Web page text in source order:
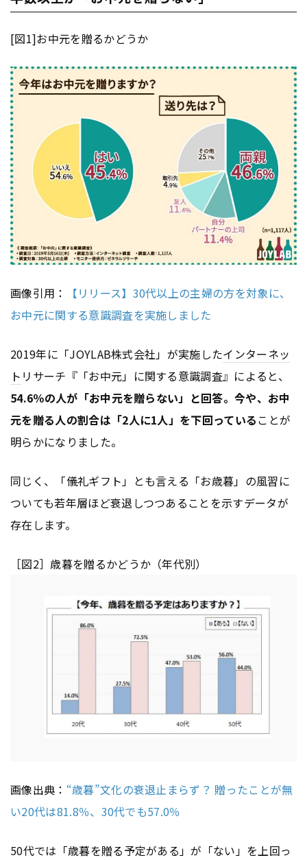
[図1]お中元を贈るかどうか
画像引用：
【リリース】30代以上の主婦の方を対象に、
お中元に関する意識調査を実施しました
2019年に「JOYLAB株式会社」が実施したインターネッ
ト リサーチ『「お中元」に関する意識調査』によると、
54.6％の人が「お中元を贈らない」と回答。今や、お中
元を贈る人の割合は「2人に1人」を下回っていることが
明らかになりました。
同じく、「儀礼ギフト」とも言える「お歳暮」の風習に
ついても若年層ほど衰退しつつあることを示すデータが
存在します。
［図2］歳暮を贈るかどうか（年代別）
画像出典： “歳暮”文化の衰退止まらず？ 贈ったことが無
い20代は81.8％、30代でも57.0％
50代では「歳暮を贈る予定がある」が「ない」を上回っ